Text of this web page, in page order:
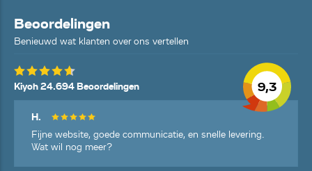
Beoordelingen
Benieuwd wat klanten over ons vertellen
9,3
Kiyoh 24.694 Beoordelingen
H.
Fijne website, goede communicatie, en snelle levering.
Wat wil nog meer?